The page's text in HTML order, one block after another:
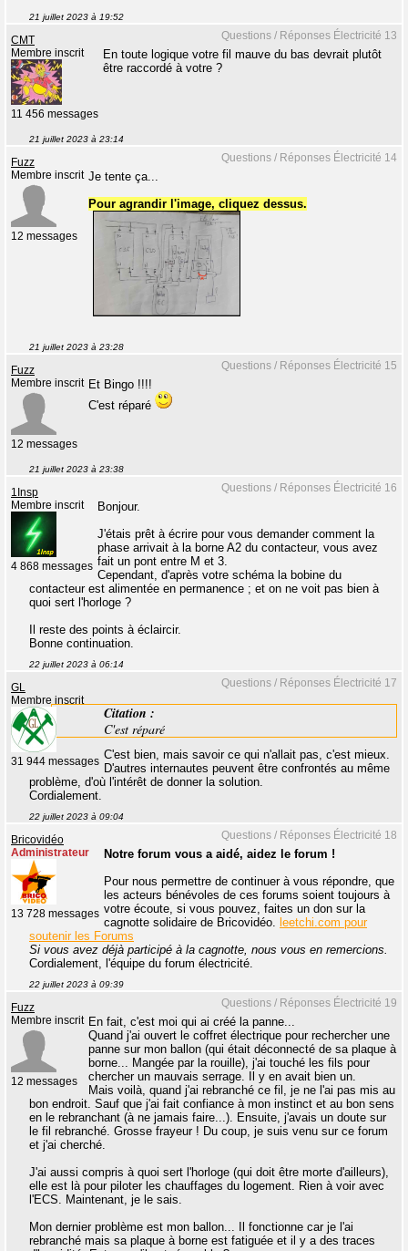
21 juillet 2023 à 19:52
Questions / Réponses Électricité 13
CMT
Membre inscrit
11 456 messages
En toute logique votre fil mauve du bas devrait plutôt
être raccordé à votre ?
21 juillet 2023 à 23:14
Questions / Réponses Électricité 14
Fuzz
Membre inscrit
12 messages
Je tente ça...
Pour agrandir l'image, cliquez dessus.
21 juillet 2023 à 23:28
Questions / Réponses Électricité 15
Fuzz
Membre inscrit
12 messages
Et Bingo !!!!
C'est réparé
21 juillet 2023 à 23:38
Questions / Réponses Électricité 16
1Insp
Membre inscrit
4 868 messages
Bonjour.
J'étais prêt à écrire pour vous demander comment la
phase arrivait à la borne A2 du contacteur, vous avez
fait un pont entre M et 3.
Cependant, d'après votre schéma la bobine du
contacteur est alimentée en permanence ; et on ne voit pas bien à
quoi sert l'horloge ?
Il reste des points à éclaircir.
Bonne continuation.
22 juillet 2023 à 06:14
Questions / Réponses Électricité 17
GL
Membre inscrit
31 944 messages
Citation :
C'est réparé
C'est bien, mais savoir ce qui n'allait pas, c'est mieux.
D'autres internautes peuvent être confrontés au même
problème, d'où l'intérêt de donner la solution.
Cordialement.
22 juillet 2023 à 09:04
Questions / Réponses Électricité 18
Bricovidéo
Administrateur
13 728 messages
Notre forum vous a aidé, aidez le forum !
Pour nous permettre de continuer à vous répondre, que
les acteurs bénévoles de ces forums soient toujours à
votre écoute, si vous pouvez, faites un don sur la
cagnotte solidaire de Bricovidéo.
leetchi.com pour
soutenir les Forums
Si vous avez déjà participé à la cagnotte, nous vous en remercions.
Cordialement, l'équipe du forum électricité.
22 juillet 2023 à 09:39
Questions / Réponses Électricité 19
Fuzz
Membre inscrit
12 messages
En fait, c'est moi qui ai créé la panne...
Quand j'ai ouvert le coffret électrique pour rechercher une
panne sur mon ballon (qui était déconnecté de sa plaque à
borne... Mangée par la rouille), j'ai touché les fils pour
chercher un mauvais serrage. Il y en avait bien un.
Mais voilà, quand j'ai rebranché ce fil, je ne l'ai pas mis au
bon endroit. Sauf que j'ai fait confiance à mon instinct et au bon sens
en le rebranchant (à ne jamais faire...). Ensuite, j'avais un doute sur
le fil rebranché. Grosse frayeur ! Du coup, je suis venu sur ce forum
et j'ai cherché.
J'ai aussi compris à quoi sert l'horloge (qui doit être morte d'ailleurs),
elle est là pour piloter les chauffages du logement. Rien à voir avec
l'ECS. Maintenant, je le sais.
Mon dernier problème est mon ballon... Il fonctionne car je l'ai
rebranché mais sa plaque à borne est fatiguée et il y a des traces